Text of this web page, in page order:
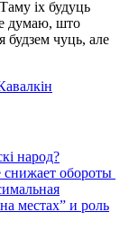
іх будуць
думаю, што
чуць, але
народ?
снижает обороты
местах” и роль